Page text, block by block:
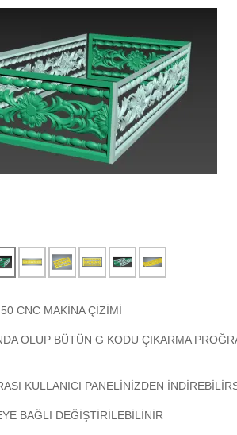
CNC MAKİNA ÇİZİMİ
OLUP BÜTÜN G KODU ÇIKARMA
KULLANICI PANELİNİZDEN
BAĞLI DEĞİŞTİRİLEBİLİNİR